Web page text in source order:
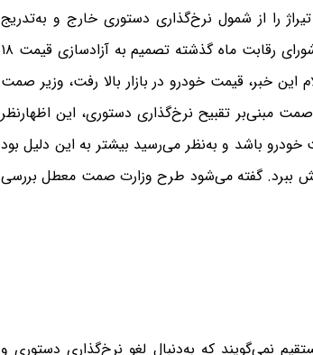
را از شمول نرخ‌گذاری دستوری خارج و به‌تدریج
قیمت سایر خودروها را نیز آزاد کند. این در حالی است که شورای رقابت ماه گذشته تصمیم به آزادسازی قیمت ۱۸
این خبر، قیمت خودرو در بازار بالا رفت، وزیر صمت
مبنی‌بر تقبیح نرخ‌گذاری دستوری، این اظهارنظر
باشد و به‌نظر می‌رسید بیشتر به این دلیل بود
ببرد. گفته می‌شود طرح وزارت صمت معطل بررسی
نمی‌گویند که به‌دنبال لغو نرخ‌گذاری دستوری و